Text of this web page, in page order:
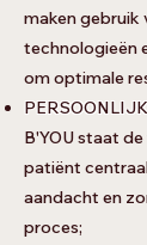
maken gebruik
technologieën
om optimale
B'YOU staat
patiënt
aandacht en
proces;